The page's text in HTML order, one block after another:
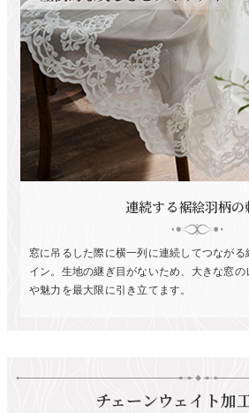
連続する裾絵羽柄の
窓に吊るした際に横一列に連続してつなが
イン。生地の継ぎ目がないため、大きな窓の
や魅力を最大限に引き立てます。
チェーンウェイト加